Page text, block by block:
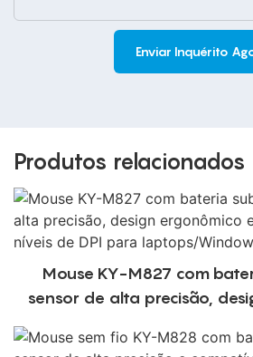
Enviar Inquérito
Produtos relacionados
Mouse KY-M827 com
sensor de alta precisão,
laptops/Windows/